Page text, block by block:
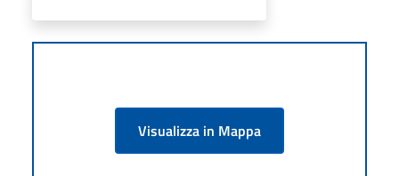
Visualizza in Mappa